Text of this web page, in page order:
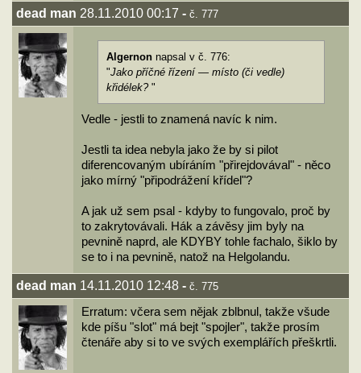
dead man 28.11.2010 00:17 - č. 777
Algernon napsal v č. 776:
"Jako příčné řízení — místo (či vedle)
křidélek?"
Vedle - jestli to znamená navíc k nim.
Jestli ta idea nebyla jako že by si pilot
diferencovaným ubíráním "přirejdovával" - něco
jako mírný "připodrážení křídel"?
A jak už sem psal - kdyby to fungovalo, proč by
to zakrytovávali. Hák a závěsy jim byly na
pevnině naprd, ale KDYBY tohle fachalo, šiklo by
se to i na pevnině, natož na Helgolandu.
dead man 14.11.2010 12:48 - č. 775
Erratum: včera sem nějak zblbnul, takže všude
kde píšu "slot" má bejt "spojler", takže prosím
čtenáře aby si to ve svých exemplářích přeškrtli.